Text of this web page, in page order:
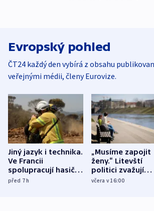
Evropský pohled
ČT24 každý den vybírá z obsahu
veřejnými médii, členy Eurovize.
Jiný jazyk i technika.
Ve Francii
spolupracují hasiči z
různých zemí
před 7h
„Musíme zapojit
ženy.“ Litevští
politici zvažují
dohodu o
včera v 16:00